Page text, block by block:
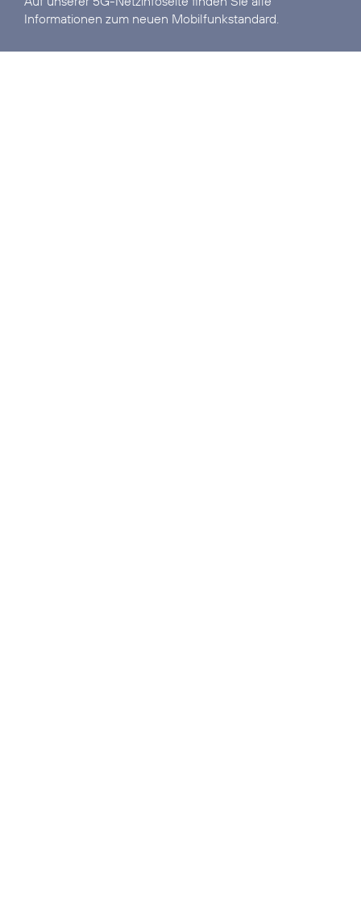
Informationen zum neuen Mobilfunkstandard.